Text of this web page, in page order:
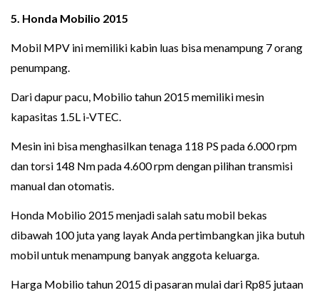
5. Honda Mobilio 2015
Mobil MPV ini memiliki kabin luas bisa menampung 7 orang
penumpang.
Dari dapur pacu, Mobilio tahun 2015 memiliki mesin
kapasitas 1.5L i-VTEC.
Mesin ini bisa menghasilkan tenaga 118 PS pada 6.000 rpm
dan torsi 148 Nm pada 4.600 rpm dengan pilihan transmisi
manual dan otomatis.
Honda Mobilio 2015 menjadi salah satu mobil bekas
dibawah 100 juta yang layak Anda pertimbangkan jika butuh
mobil untuk menampung banyak anggota keluarga.
Harga Mobilio tahun 2015 di pasaran mulai dari Rp85 jutaan